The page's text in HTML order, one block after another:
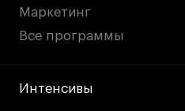
Маркетинг
Все программы
Интенсивы